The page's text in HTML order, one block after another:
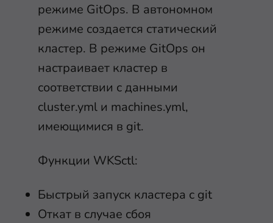
режиме GitOps. В автономном
режиме создается статический
кластер. В режиме GitOps он
настраивает кластер в
соответствии с данными
cluster.yml и machines.yml,
имеющимися в git.
Функции WKSctl:
Быстрый запуск кластера с git
Откат в случае сбоя